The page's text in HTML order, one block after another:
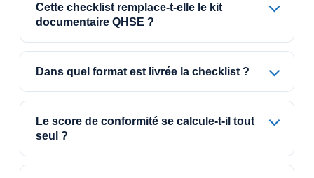
Cette checklist remplace-t-elle le kit
documentaire QHSE ?
Dans quel format est livrée la checklist ?
Le score de conformité se calcule-t-il tout
seul ?